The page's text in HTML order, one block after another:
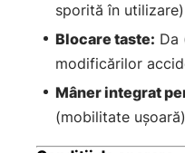
sporită în utilizare)
Blocare taste: Da
modificărilor
Mâner integrat
(mobilitate ușoară)